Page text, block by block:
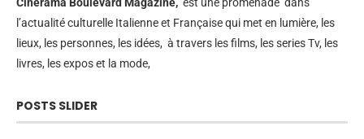
l’actualité culturelle Italienne et Française qui met en lumière, les
lieux, les personnes, les idées, à travers les films, les series Tv, les
livres, les expos et la mode,
POSTS SLIDER